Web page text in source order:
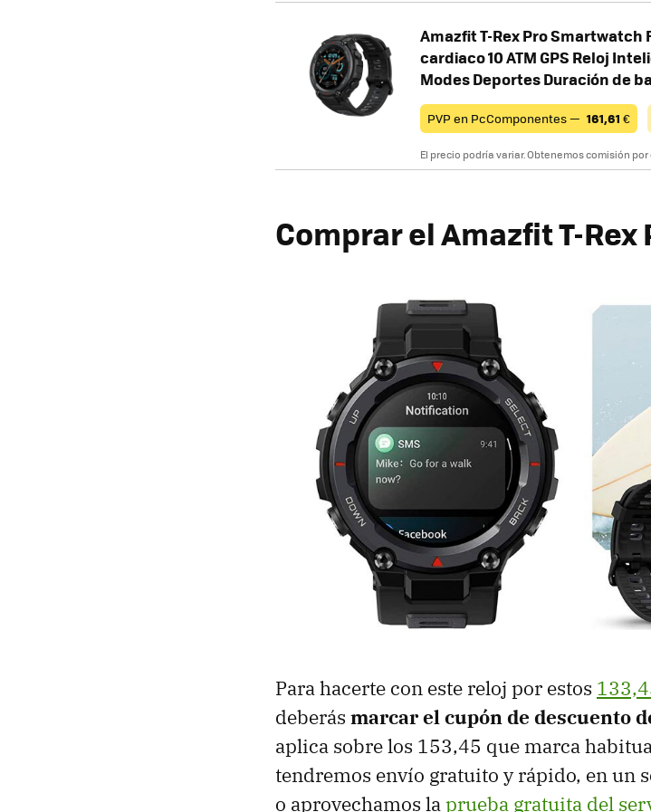
Amazfit T-Rex Pro Smartwatch
cardiaco 10 ATM GPS Reloj
Modes Deportes Duración de
PVP en PcComponentes — 161,61 €
El precio podría variar. Obtenemos comisión
Comprar el Amazfit T-
Para hacerte con este reloj por estos
deberás marcar el cupón de descuento
aplica sobre los 153,45 que marca
tendremos envío gratuito y rápido, en un
o aprovechamos laprueba gratuita del